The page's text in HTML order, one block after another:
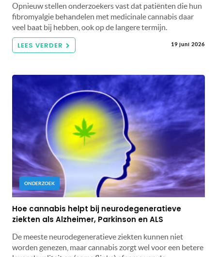
Opnieuw stellen onderzoekers vast dat patiënten die hun
fibromyalgie behandelen met medicinale cannabis daar
veel baat bij hebben, ook op de langere termijn.
LEES VERDER 19 juni 2026
ONDERZOEK
Hoe cannabis helpt bij neurodegeneratieve
ziekten als Alzheimer, Parkinson en ALS
De meeste neurodegeneratieve ziekten kunnen niet
worden genezen, maar cannabis zorgt wel voor een betere